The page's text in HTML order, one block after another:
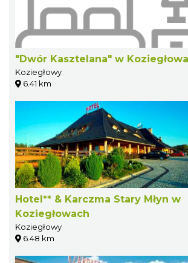
"Dwór Kasztelana" w
Koziegłowy
6.41 km
Hotel** & Karczma Stary Młyn w
Koziegłowach
Koziegłowy
6.48 km